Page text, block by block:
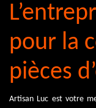
pour la
pièces
Artisan Luc est votre